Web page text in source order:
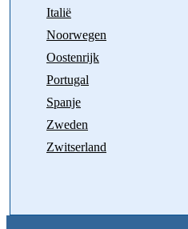
Italië
Noorwegen
Oostenrijk
Portugal
Spanje
Zweden
Zwitserland